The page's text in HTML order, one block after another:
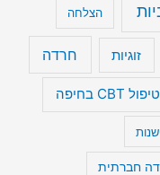
הצלחה
זוגיות חרדה
טיפול CBT בחיפה
חברתית